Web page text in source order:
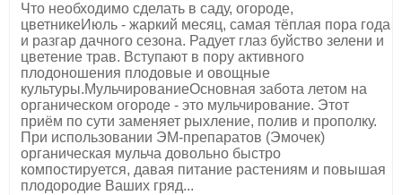
Что необходимо сделать в саду, огороде,
цветникеИюль - жаркий месяц, самая тёплая пора года
и разгар дачного сезона. Радует глаз буйство зелени и
цветение трав. Вступают в пору активного
плодоношения плодовые и овощные
культуры.МульчированиеОсновная забота летом на
органическом огороде - это мульчирование. Этот
приём по сути заменяет рыхление, полив и прополку.
При использовании ЭМ-препаратов (Эмочек)
органическая мульча довольно быстро
компостируется, давая питание растениям и повышая
плодородие Ваших гряд...